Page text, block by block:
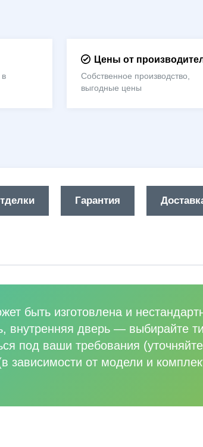
в
Цены от
Собственное производство,
выгодные цены
Гарантия
быть изготовлена и
внутренняя дверь — выбирайте
под ваши требования
зависимости от модели и